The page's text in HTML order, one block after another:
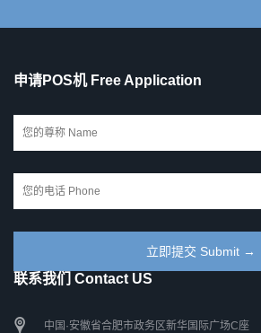
申请POS机 Free Application
联系我们 Contact US
中国·安徽省合肥市政务区新华国际广场C座